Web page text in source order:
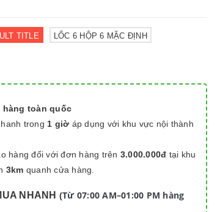
TITLE LỐC 6 HỘP 6 MẶC ĐỊNH
hàng toàn quốc
trong 1 giờ áp dụng với khu vực nội thành
hàng đối với đơn hàng trên 3.000.000đ tại khu
3km quanh cửa hàng.
NHANH (Từ 07:00 AM–01:00 PM hàng